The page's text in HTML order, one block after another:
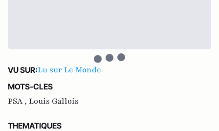
VU SUR:Lu sur Le Monde
MOTS-CLES
PSA , Louis Gallois
THEMATIQUES